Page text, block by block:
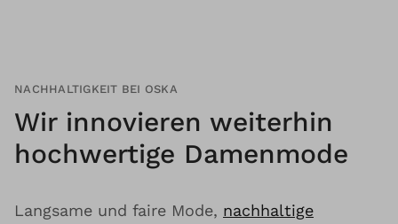
NACHHALTIGKEIT BEI OSKA
Wir innovieren weiterhin
hochwertige Damenmode
Langsame und faire Mode, nachhaltige